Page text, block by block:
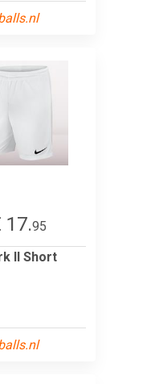
17.95
II Short